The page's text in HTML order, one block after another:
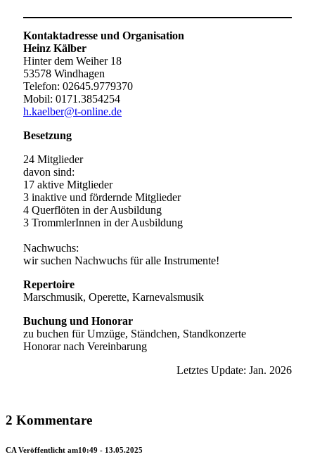
Kontaktadresse und Organisation
Heinz Kälber
Hinter dem Weiher 18
53578 Windhagen
Telefon: 02645.9779370
Mobil: 0171.3854254
h.kaelber@t-online.de
Besetzung
24 Mitglieder
davon sind:
17 aktive Mitglieder
3 inaktive und fördernde Mitglieder
4 Querflöten in der Ausbildung
3 TrommlerInnen in der Ausbildung
Nachwuchs:
wir suchen Nachwuchs für alle Instrumente!
Repertoire
Marschmusik, Operette, Karnevalsmusik
Buchung und Honorar
zu buchen für Umzüge, Ständchen, Standkonzerte
Honorar nach Vereinbarung
Letztes Update: Jan. 2026
2 Kommentare
CA Veröffentlicht am10:49 - 13.05.2025